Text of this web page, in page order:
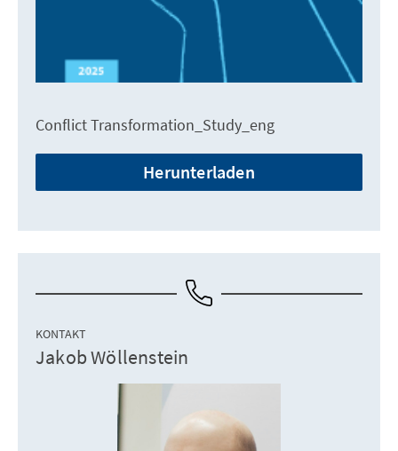
Conflict Transformation_Study_eng
Herunterladen
KONTAKT
Jakob Wöllenstein